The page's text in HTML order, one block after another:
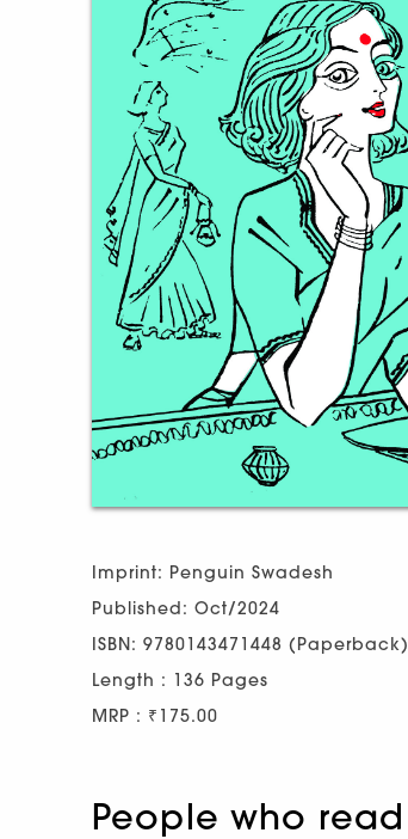
Imprint: Penguin Swadesh
Published: Oct/2024
ISBN: 9780143471448 (Paperback)
Length : 136 Pages
MRP : ₹175.00
People who read